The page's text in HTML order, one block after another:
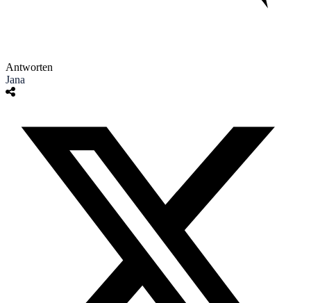
Antworten
Jana